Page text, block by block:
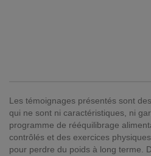
Les témoignages présentés sont
qui ne sont ni caractéristiques, ni
programme de rééquilibrage
contrôlés et des exercices
pour perdre du poids à long terme.